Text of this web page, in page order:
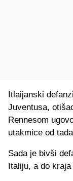
Itlaijanski
Juventusa,
Rennesom
utakmice od
Sada je bivši
Italiju, a do